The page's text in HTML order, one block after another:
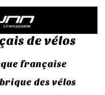
de vélos
française
des vélos